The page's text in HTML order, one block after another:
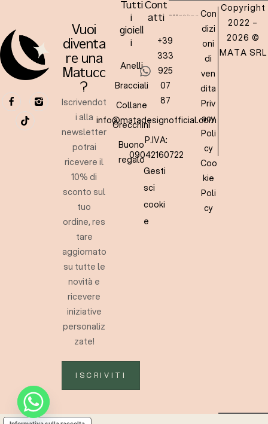
Vuoi
diventa
re una
Matucc
?
Iscrivendot
i alla
newsletter
potrai
ricevere il
10% di
sconto sul
tuo
ordine, res
tare
aggiornato
su tutte le
novità e
ricevere
iniziative
personaliz
zate!
ISCRIVITI
Tutti
i
gioiell
i
Anelli
Bracciali
Collane
Orecchini
Buono
regalo
Cont
atti
+39
333
925
07
87
info@matadesignofficial.com
P.IVA:
09042160722
Gesti
sci
cooki
e
Con
dizi
oni
di
ven
dita
Priv
acy
Poli
cy
Coo
kie
Poli
cy
Copyright
2022 –
2026 ©
MATA SRL